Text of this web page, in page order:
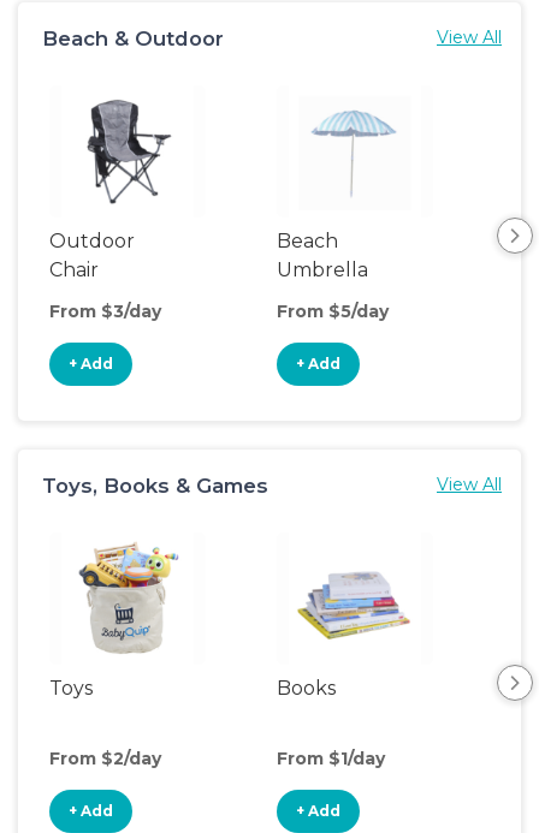
Beach & Outdoor View All
Outdoor
Chair
From $3/day
+ Add
Beach
Umbrella
From $5/day
+ Add
Toys, Books & Games View All
Toys
From $2/day
+ Add
Books
From $1/day
+ Add